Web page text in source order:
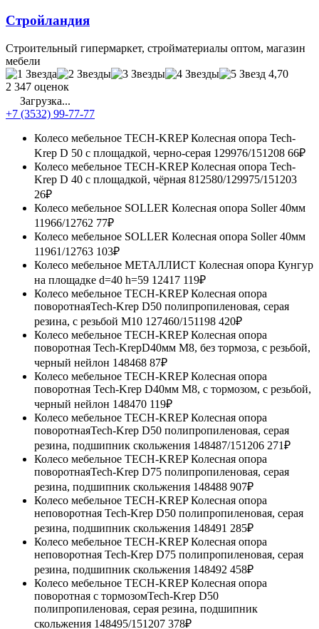
Стройландия
Строительный гипермаркет, стройматериалы оптом, магазин
мебели
4,70
2 347 оценок
Загрузка...
+7 (3532) 99-77-77
Колесо мебельное TECH-KREP Колесная опора Tech-
Krep D 50 с площадкой, черно-серая 129976/151208 66₽
Колесо мебельное TECH-KREP Колесная опора Tech-
Krep D 40 с площадкой, чёрная 812580/129975/151203
26₽
Колесо мебельное SOLLER Колесная опора Soller 40мм
11966/12762 77₽
Колесо мебельное SOLLER Колесная опора Soller 40мм
11961/12763 103₽
Колесо мебельное МЕТАЛЛИСТ Колесная опора Кунгур
на площадке d=40 h=59 12417 119₽
Колесо мебельное TECH-KREP Колесная опора
поворотнаяTech-Krep D50 полипропиленовая, серая
резина, с резьбой М10 127460/151198 420₽
Колесо мебельное TECH-KREP Колесная опора
поворотная Tech-KrepD40мм М8, без тормоза, с резьбой,
черный нейлон 148468 87₽
Колесо мебельное TECH-KREP Колесная опора
поворотная Tech-Krep D40мм М8, с тормозом, с резьбой,
черный нейлон 148470 119₽
Колесо мебельное TECH-KREP Колесная опора
поворотнаяTech-Krep D50 полипропиленовая, серая
резина, подшипник скольжения 148487/151206 271₽
Колесо мебельное TECH-KREP Колесная опора
поворотнаяTech-Krep D75 полипропиленовая, серая
резина, подшипник скольжения 148488 907₽
Колесо мебельное TECH-KREP Колесная опора
неповоротная Tech-Krep D50 полипропиленовая, серая
резина, подшипник скольжения 148491 285₽
Колесо мебельное TECH-KREP Колесная опора
неповоротная Tech-Krep D75 полипропиленовая, серая
резина, подшипник скольжения 148492 458₽
Колесо мебельное TECH-KREP Колесная опора
поворотная с тормозомTech-Krep D50
полипропиленовая, серая резина, подшипник
скольжения 148495/151207 378₽